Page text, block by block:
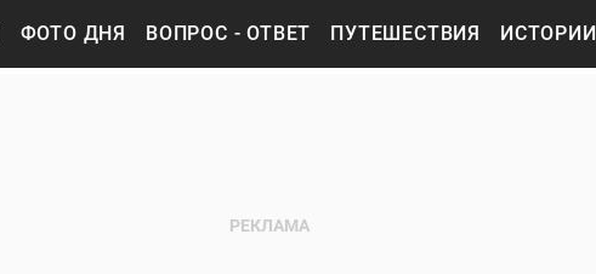
ФОТО ДНЯ ВОПРОС - ОТВЕТ ПУТЕШЕСТВИЯ ИСТОРИИ